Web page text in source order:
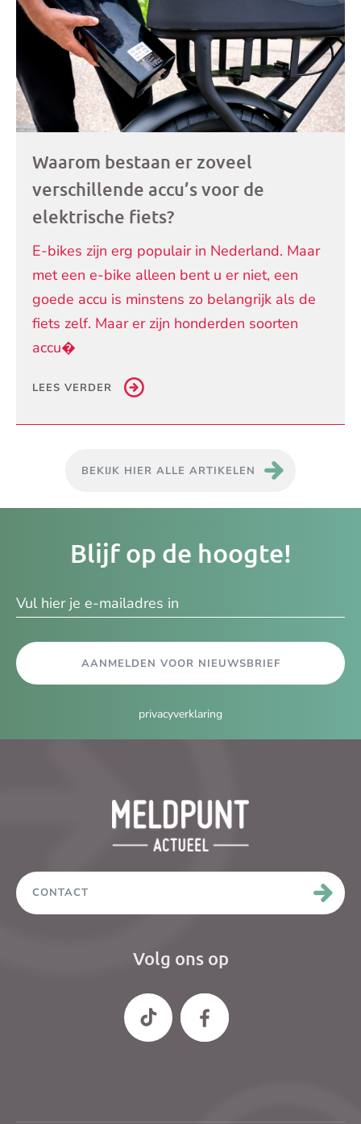
Waarom bestaan er zoveel
verschillende accu’s voor de
elektrische fiets?
E-bikes zijn erg populair in Nederland. Maar
met een e-bike alleen bent u er niet, een
goede accu is minstens zo belangrijk als de
fiets zelf. Maar er zijn honderden soorten
accu�
LEES VERDER
BEKIJK HIER ALLE ARTIKELEN
Blijf op de hoogte!
AANMELDEN VOOR NIEUWSBRIEF
privacyverklaring
CONTACT
Volg ons op